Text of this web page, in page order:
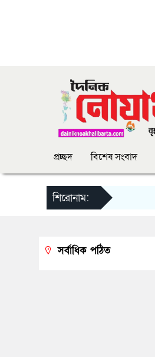
প্রচ্ছদ বিশেষ সংবাদ
শিরোনাম:
সর্বাধিক পঠিত